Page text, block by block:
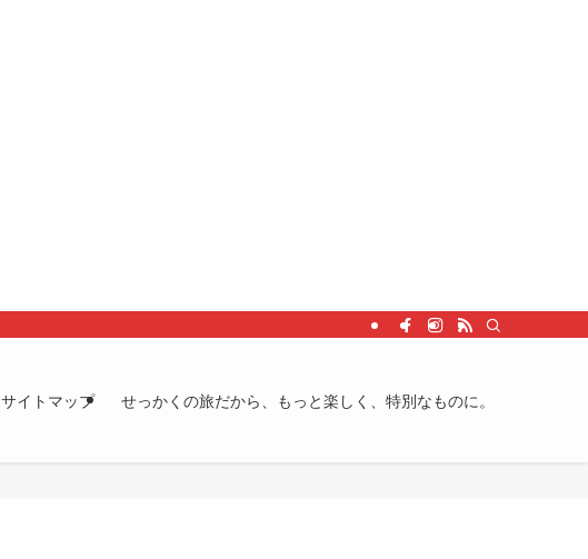
サイトマップ せっかくの旅だから、もっと楽しく、特別なものに。